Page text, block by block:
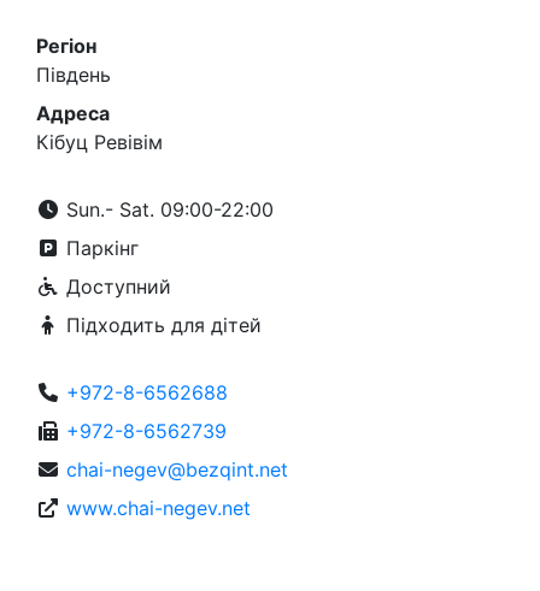
Регіон
Південь
Адреса
Кібуц Ревівім
Sun.- Sat. 09:00-22:00
Паркінг
Доступний
Підходить для дітей
+972-8-6562688
+972-8-6562739
chai-negev@bezqint.net
www.chai-negev.net